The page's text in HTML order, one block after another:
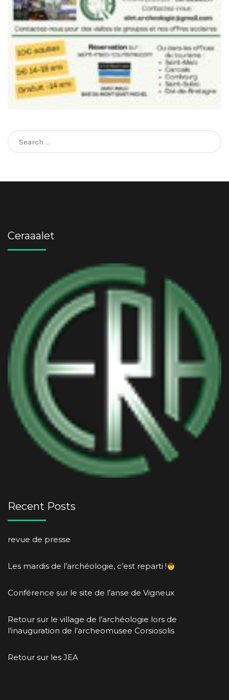
Ceraaalet
Recent Posts
revue de presse
Les mardis de l’archéologie, c’est reparti !
Conférence sur le site de l’anse de Vigneux
Retour sur le village de l’archéologie lors de
l’inauguration de l’archeomusee Corsiosolis
Retour sur les JEA